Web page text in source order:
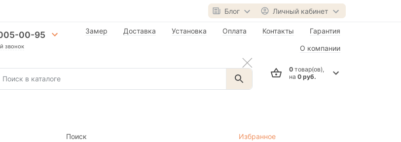
Блог Личный кабинет
00-95
звонок
Замер Доставка Установка Оплата Контакты Гарантия
О компании
0товар(ов),
на 0 руб.
Поиск Избранное